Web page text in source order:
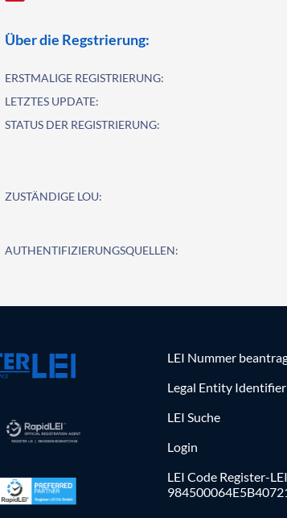
Über die Regstrierung:
ERSTMALIGE REGISTRIERUNG:
LETZTES UPDATE:
STATUS DER REGISTRIERUNG:
ZUSTÄNDIGE LOU:
AUTHENTIFIZIERUNGSQUELLEN:
LEI Nummer
Legal Entity
LEI Suche
Login
LEI Code Register-